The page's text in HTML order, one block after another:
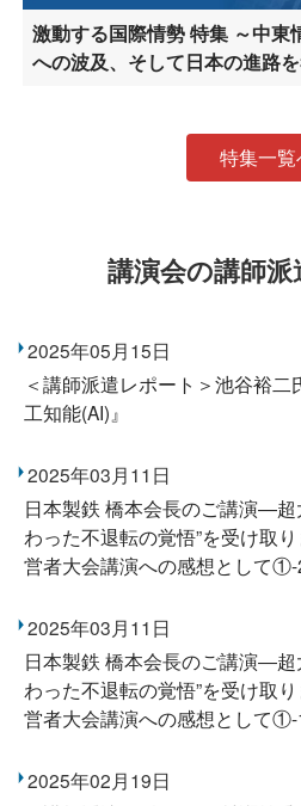
激動する国際情勢 特集 ～中東
への波及、そして日本の進路
特集一
講演会の講師派
2025年05月15日
＜講師派遣レポート＞池谷裕
工知能(AI)』
2025年03月11日
日本製鉄 橋本会長のご講演―超
わった不退転の覚悟”を受け取
営者大会講演への感想として①-
2025年03月11日
日本製鉄 橋本会長のご講演―超
わった不退転の覚悟”を受け取
営者大会講演への感想として①-
2025年02月19日